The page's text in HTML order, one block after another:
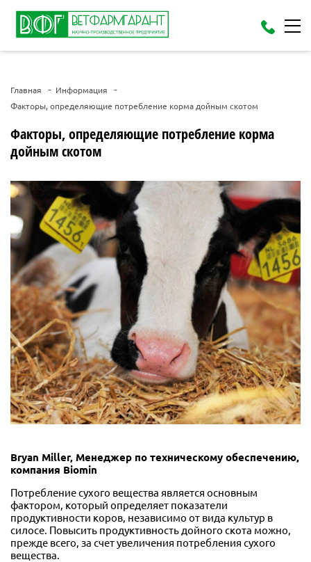
Главная
Информация
Факторы, определяющие потребление корма дойным скотом
Факторы, определяющие потребление корма
дойным скотом
Bryan Miller, Менеджер по техническому обеспечению,
компания Biomin
Потребление сухого вещества является основным
фактором, который определяет показатели
продуктивности коров, независимо от вида культур в
силосе. Повысить продуктивность дойного скота можно,
прежде всего, за счет увеличения потребления сухого
вещества.